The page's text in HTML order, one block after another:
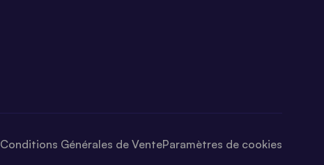
Conditions Générales de VenteParamètres de cookies